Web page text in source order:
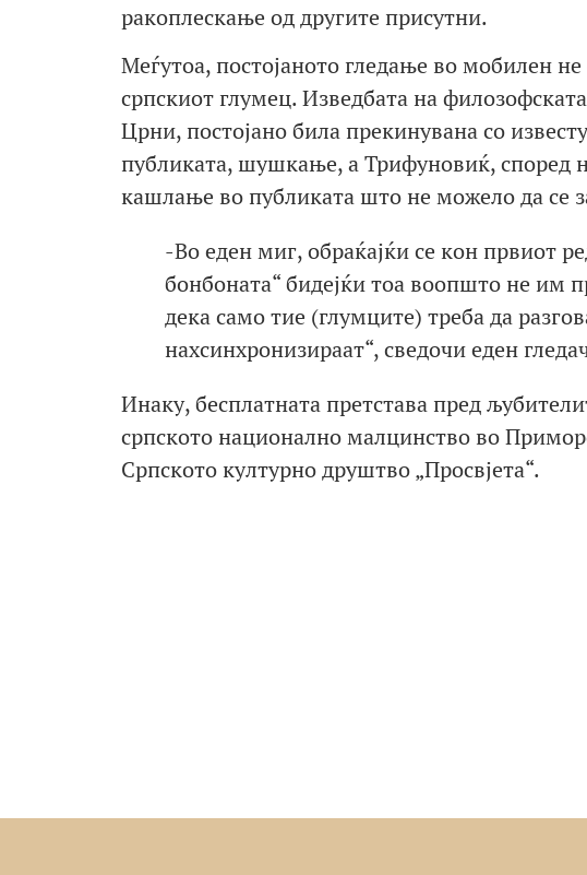
ракоплескање од другите присутни.
Меѓутоа, постојаното гледање во мобилен
српскиот глумец. Изведбата на
Црни, постојано била прекинувана со
публиката, шушкање, а Трифуновиќ, според
кашлање во публиката што не можело да се
-Во еден миг, обраќајќи се кон првиот
бонбоната“ бидејќи тоа воопшто не им
дека само тие (глумците) треба да
нахсинхронизираат“, сведочи еден
Инаку, бесплатната претстава пред
српското национално малцинство во
Српското културно друштво „Просвјета“.